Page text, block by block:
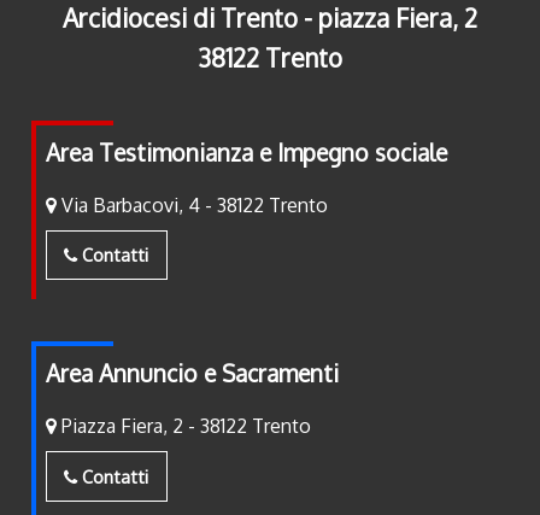
Arcidiocesi di Trento - piazza Fiera, 2
38122 Trento
Area Testimonianza e Impegno sociale
Via Barbacovi, 4 - 38122 Trento
Contatti
Area Annuncio e Sacramenti
Piazza Fiera, 2 - 38122 Trento
Contatti